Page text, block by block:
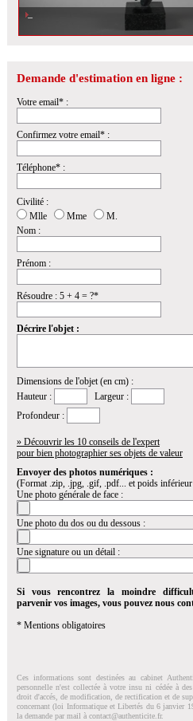
Demande d'estimation en ligne :
Votre email* :
Confirmez votre email* :
Téléphone* :
Civilité :
Mlle
Mme
M.
Nom :
Prénom :
Résoudre : 5 + 4 = ?*
Décrire l'objet :
Dimensions de l'objet (en cm) :
Hauteur :
Largeur :
Profondeur :
» Découvrir les 10 conseils de l'expert
pour bien photographier ses objets de valeur
Envoyer des photos numériques :
(Format .zip, .jpg, .gif, .pdf... et poids
Une photo générale de face :
Une photo du dos ou du dessous :
Une signature ou un détail :
Si vous rencontrez la moindre
parvenir vos images, vous pouvez nous
* Mentions obligatoires
Ces informations sont destinées au cabinet
personnelle n'est collectée à votre insu ni cédée à
droit d'accés, de modification, de rectification et de
concernant (loi Informatique et Libertés du 6 janvier
la demande par mail à contact@authenticite.fr.